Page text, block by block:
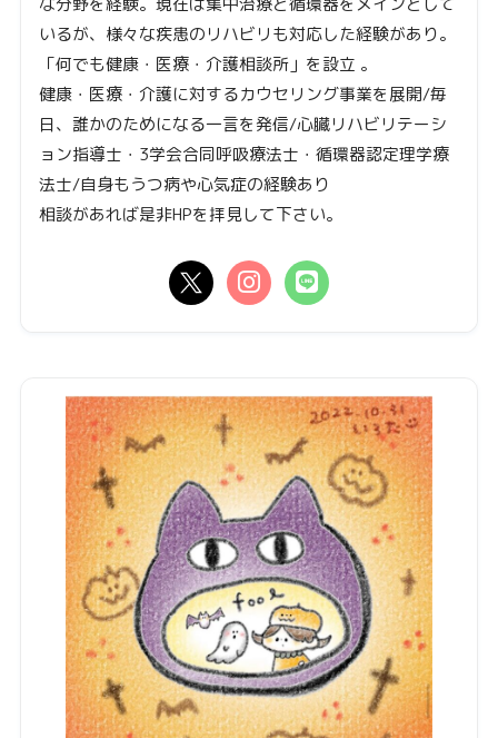
いるが、様々な疾患のリハビリも対応した経験があり。
「何でも健康・医療・介護相談所」を設立 。
健康・医療・介護に対するカウセリング事業を展開/毎
日、誰かのためになる一言を発信/心臓リハビリテーシ
ョン指導士・3学会合同呼吸療法士・循環器認定理学療
法士/自身もうつ病や心気症の経験あり
相談があれば是非HPを拝見して下さい。